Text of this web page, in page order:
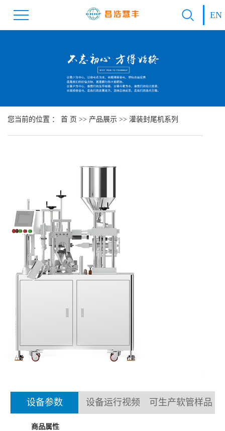
EN
您当前的位置 ： 首 页 >> 产品展示 >> 灌装封尾机系列
设备参数 设备运行视频 可生产软管样品
商品属性